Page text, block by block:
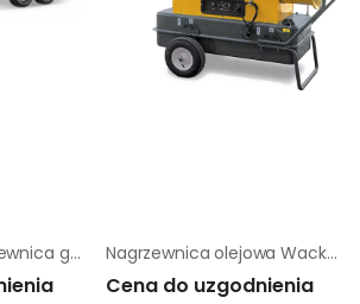
Hydroniczna nagrzewnica gruntu Wacker Neuson HSH 650 Nagrzewnica olejowa Wacker Neuson HI 35 D
Cena do uzgodnienia